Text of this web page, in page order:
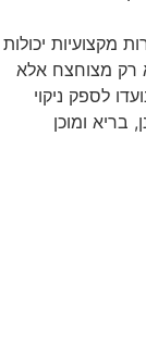
מקצועיות יכולות
רק מצוחצח אלא
לספק ניקוי
בריא ומוכן